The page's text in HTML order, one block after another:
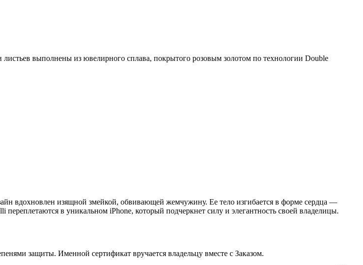
листьев выполнены из ювелирного сплава, покрытого розовым золотом по технологии Double
вдохновлен изящной змейкой, обвивающей жемчужину. Ее тело изгибается в форме сердца —
в уникальном iPhone, который подчеркнет силу и элегантность своей владелицы.
защиты. Именной сертификат вручается владельцу вместе с Заказом.